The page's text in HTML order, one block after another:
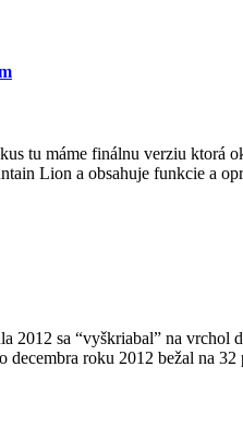
tu máme finálnu verziu ktorá
Lion a obsahuje funkcie a
sa “vyškriabal” na vrchol
roku 2012 bežal na